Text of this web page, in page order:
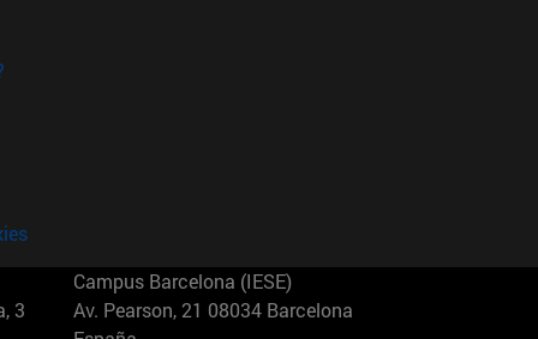
3
Campus Barcelona (IESE)
Av. Pearson, 21 08034 Barcelona